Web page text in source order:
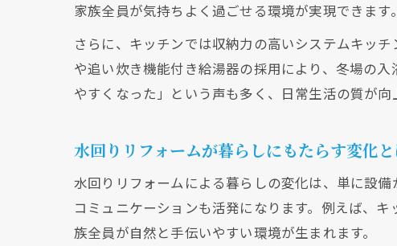
家族全員が気持ちよく過ごせる環境が実現できます。
さらに、キッチンでは収納力の高いシステムキッ
や追い炊き機能付き給湯器の採用により、冬場の
やすくなった」という声も多く、日常生活の質が向
水回りリフォームが暮らしにもたらす変化
水回りリフォームによる暮らしの変化は、単に設
コミュニケーションも活発になります。例えば、
族全員が自然と手伝いやすい環境が生まれます。